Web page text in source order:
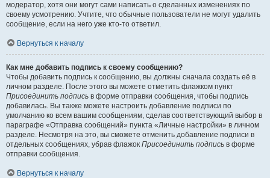
модератор, хотя они могут сами написать о сделанных изменениях по
своему усмотрению. Учтите, что обычные пользователи не могут удалить
сообщение, если на него уже кто-то ответил.
Вернуться к началу
Как мне добавить подпись к своему сообщению?
Чтобы добавить подпись к сообщению, вы должны сначала создать её в
личном разделе. После этого вы можете отметить флажком пункт
Присоединить подпись в форме отправки сообщения, чтобы подпись
добавилась. Вы также можете настроить добавление подписи по
умолчанию ко всем вашим сообщениям, сделав соответствующий выбор в
параграфе «Отправка сообщений» пункта «Личные настройки» в личном
разделе. Несмотря на это, вы сможете отменить добавление подписи в
отдельных сообщениях, убрав флажок Присоединить подпись в форме
отправки сообщения.
Вернуться к началу